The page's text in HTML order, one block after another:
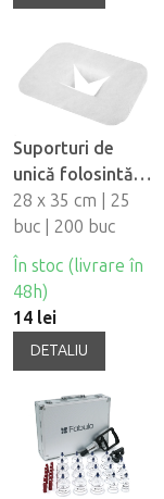
Suporturi de
unică folosintă
pentru orificiul
fetei din material
netesut Fabulo
28 x 35 cm | 25
buc | 200 buc
În stoc (livrare în
48h)
14 lei
DETALIU